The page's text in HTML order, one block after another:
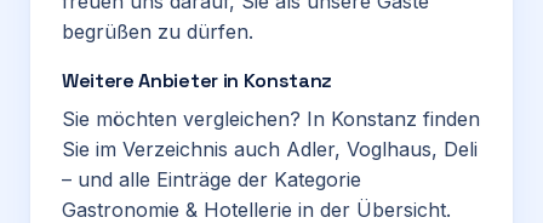
begrüßen zu dürfen.
Weitere Anbieter in Konstanz
Sie möchten vergleichen? In Konstanz finden
Sie im Verzeichnis auch Adler, Voglhaus, Deli
– und alle Einträge der Kategorie
Gastronomie & Hotellerie in der Übersicht.